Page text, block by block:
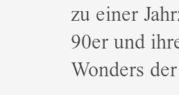
zu einer
90er und
Wonders